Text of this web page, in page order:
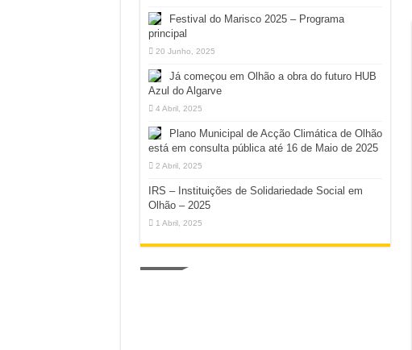
Festival do Marisco 2025 – Programa
principal
20 Junho, 2025
Já começou em Olhão a obra do futuro HUB
Azul do Algarve
4 Abril, 2025
Plano Municipal de Acção Climática de Olhão
está em consulta pública até 16 de Maio de 2025
2 Abril, 2025
IRS – Instituições de Solidariedade Social em
Olhão – 2025
1 Abril, 2025